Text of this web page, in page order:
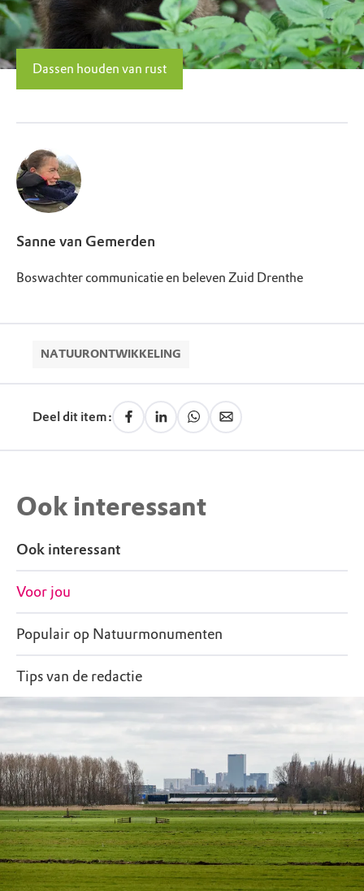
Dassen houden van rust
Sanne van Gemerden
Boswachter communicatie en beleven Zuid Drenthe
NATUURONTWIKKELING
Deel dit item:
Ook interessant
Ook interessant
Voor jou
Populair op Natuurmonumenten
Tips van de redactie